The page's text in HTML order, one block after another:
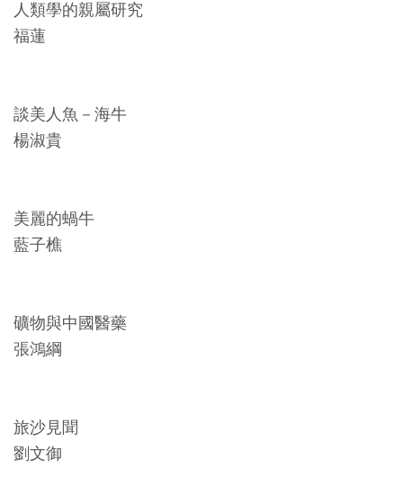
政
開
資
隱
私
資
訊
宣
告
人類學的親屬研究
福蓮
談美人魚－海牛
楊淑貴
美麗的蝸牛
藍子樵
礦物與中國醫藥
張鴻綱
旅沙見聞
劉文御